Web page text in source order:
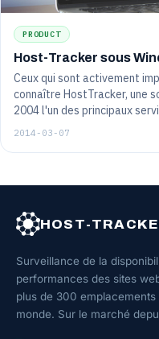
PRODUCT
Host-Tracker sous
Ceux qui sont activement
connaître HostTracker, une
2004 l'un des principaux
Son objectif est de
2014-03-07
HOST-
Surveillance de la
performances des sites
plus de 300 emplacements
monde. Sur le marché